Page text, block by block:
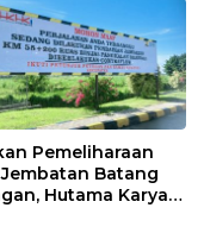
Pemeliharaan
Batang
Hutama Karya